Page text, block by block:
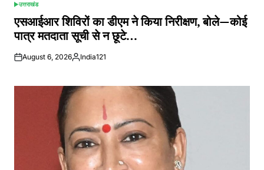
POSTED
IN
उत्तराखंड
एसआईआर शिविरों का डीएम ने किया निरीक्षण, बोले—कोई
पात्र मतदाता सूची से न छूटे…
August 6, 2026Posted
India121